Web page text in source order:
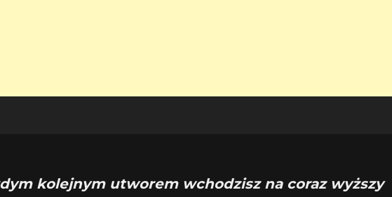
kolejnym utworem wchodzisz na coraz wyższy